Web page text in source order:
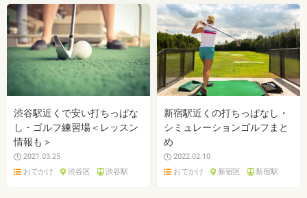
渋谷駅近くで安い打ちっぱな
し・ゴルフ練習場＜レッスン
情報も＞
2021.03.25
おでかけ
渋谷区 渋谷駅
新宿駅近くの打ちっぱなし・
シミュレーションゴルフまと
め
2022.02.10
おでかけ
新宿区 新宿駅